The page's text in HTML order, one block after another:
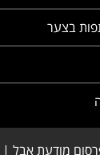
בצער
מודעת אבל